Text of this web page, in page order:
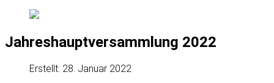
Jahreshauptversammlung 2022
Erstellt: 28. Januar 2022